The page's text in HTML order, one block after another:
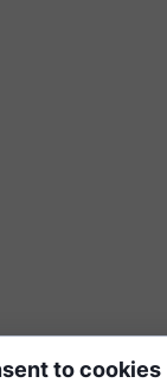
to cookies